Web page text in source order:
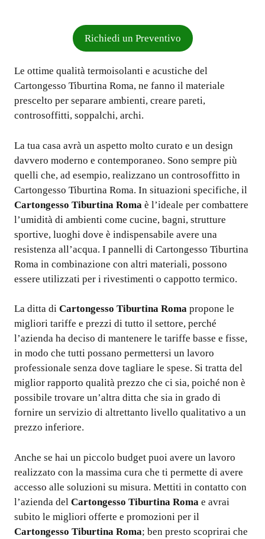
Richiedi un Preventivo
Le ottime qualità termoisolanti e acustiche del
Cartongesso Tiburtina Roma, ne fanno il materiale
prescelto per separare ambienti, creare pareti,
controsoffitti, soppalchi, archi.
La tua casa avrà un aspetto molto curato e un design
davvero moderno e contemporaneo. Sono sempre più
quelli che, ad esempio, realizzano un controsoffitto in
Cartongesso Tiburtina Roma. In situazioni specifiche, il
Cartongesso Tiburtina Roma è l’ideale per combattere
l’umidità di ambienti come cucine, bagni, strutture
sportive, luoghi dove è indispensabile avere una
resistenza all’acqua. I pannelli di Cartongesso Tiburtina
Roma in combinazione con altri materiali, possono
essere utilizzati per i rivestimenti o cappotto termico.
La ditta di Cartongesso Tiburtina Roma propone le
migliori tariffe e prezzi di tutto il settore, perché
l’azienda ha deciso di mantenere le tariffe basse e fisse,
in modo che tutti possano permettersi un lavoro
professionale senza dove tagliare le spese. Si tratta del
miglior rapporto qualità prezzo che ci sia, poiché non è
possibile trovare un’altra ditta che sia in grado di
fornire un servizio di altrettanto livello qualitativo a un
prezzo inferiore.
Anche se hai un piccolo budget puoi avere un lavoro
realizzato con la massima cura che ti permette di avere
accesso alle soluzioni su misura. Mettiti in contatto con
l’azienda del Cartongesso Tiburtina Roma e avrai
subito le migliori offerte e promozioni per il
Cartongesso Tiburtina Roma; ben presto scoprirai che